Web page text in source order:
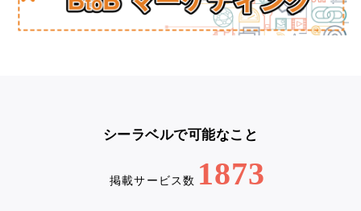
シーラベルで可能なこと
掲載サービス数 1873